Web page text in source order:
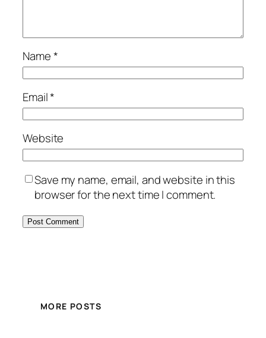
Name*
Email*
Website
Save my name, email, and website in this
browser for the next time I comment.
MORE POSTS